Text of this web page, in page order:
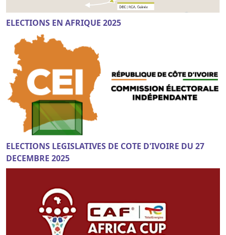
ELECTIONS EN AFRIQUE 2025
ELECTIONS LEGISLATIVES DE COTE D'IVOIRE DU 27
DECEMBRE 2025